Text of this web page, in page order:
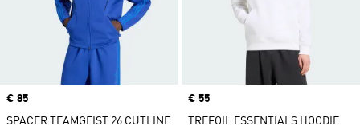
Price
€ 85
SPACER TEAMGEIST 26 CUTLINE
Price
€ 55
TREFOIL ESSENTIALS HOODIE